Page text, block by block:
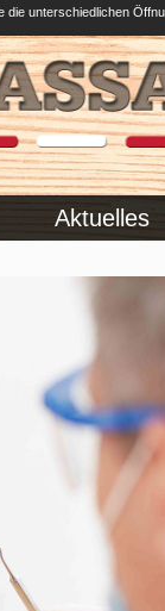
unterschiedlichen
Aktuelles